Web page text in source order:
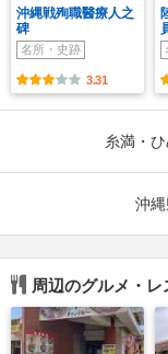
沖縄戦殉職醫療人之
碑
名所・史跡
3.31
糸満・
沖
周辺のグルメ・レ